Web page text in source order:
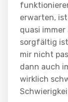
erwarten,
quasi
sorgfältig
mir nicht
dann auch
wirklich